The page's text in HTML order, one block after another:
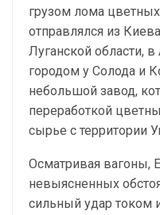
грузом лома
отправлялся из
Луганской области,
городом у Солода и
небольшой завод,
переработкой
сырье с территории
Осматривая вагоны,
невыясненных
сильный удар током